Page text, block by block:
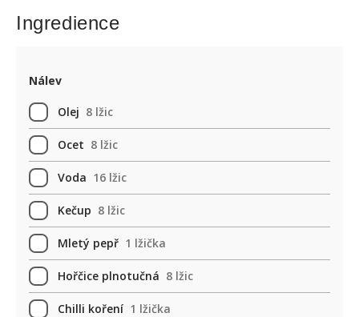
Ingredience
Nálev
Olej 8 lžic
Ocet 8 lžic
Voda 16 lžic
Kečup 8 lžic
Mletý pepř 1 lžička
Hořčice plnotučná 8 lžic
Chilli koření 1 lžička